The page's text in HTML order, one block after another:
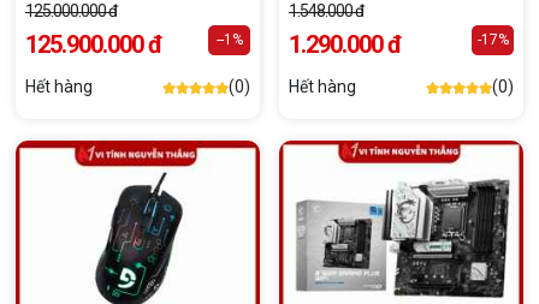
125.000.000 đ
125.900.000 đ --1%
Hết hàng (0)
1.548.000 đ
1.290.000 đ -17%
Hết hàng (0)